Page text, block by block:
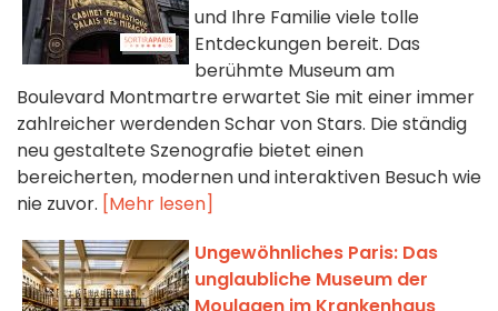
und Ihre Familie viele tolle
Entdeckungen bereit. Das
berühmte Museum am
Boulevard Montmartre erwartet Sie mit einer immer
zahlreicher werdenden Schar von Stars. Die ständig
neu gestaltete Szenografie bietet einen
bereicherten, modernen und interaktiven Besuch wie
nie zuvor. [Mehr lesen]
Ungewöhnliches Paris: Das
unglaubliche Museum der